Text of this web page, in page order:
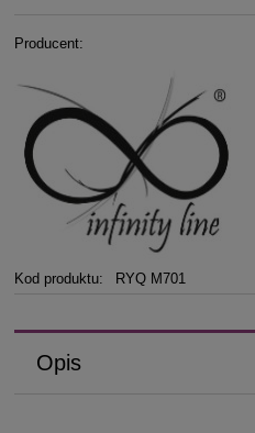
Producent:
Kod produktu: RYQ M701
Opis